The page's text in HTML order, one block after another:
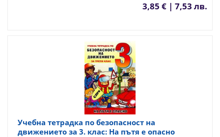
3,85 € | 7,53 лв.
Учебна тетрадка по безопасност на
движението за 3. клас: На пътя е опасно